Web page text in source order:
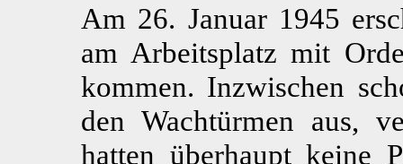
Am 26. Januar 1945
am Arbeitsplatz mit
kommen. Inzwischen
den Wachtürmen aus,
hatten überhaupt keine